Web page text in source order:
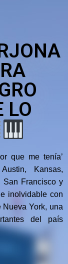
LO
que me tenía’
Kansas,
San Francisco y
inolvidable con
York, una
del país